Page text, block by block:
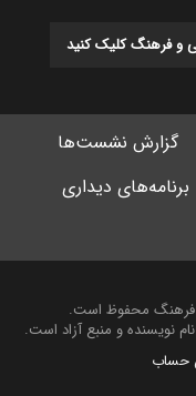
فرهنگ کلیک کنید
گزارش نشست‌ها
برنامه‌های دیداری
محفوظ است.
نویسنده و منبع آزاد است.